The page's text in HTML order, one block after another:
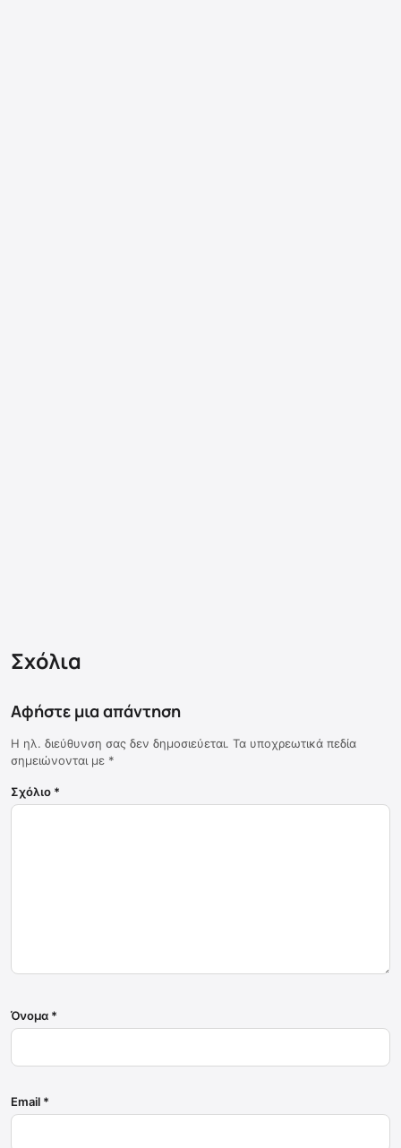
Σχόλια
Αφήστε μια απάντηση
Η ηλ. διεύθυνση σας δεν δημοσιεύεται. Τα υποχρεωτικά πεδία
σημειώνονται με *
Σχόλιο *
Όνομα *
Email *